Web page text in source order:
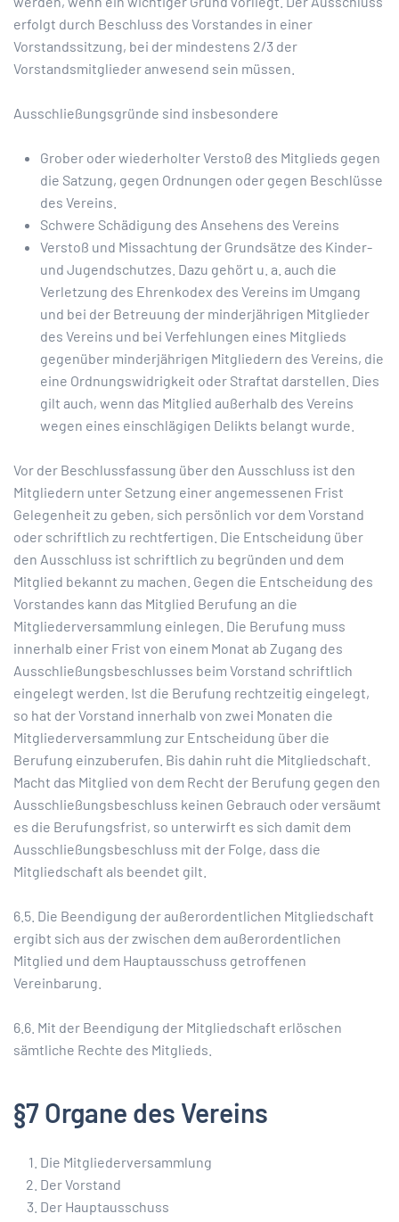
erfolgt durch Beschluss des Vorstandes in einer
Vorstandssitzung, bei der mindestens 2/3 der
Vorstandsmitglieder anwesend sein müssen.
Ausschließungsgründe sind insbesondere
Grober oder wiederholter Verstoß des Mitglieds gegen
die Satzung, gegen Ordnungen oder gegen Beschlüsse
des Vereins.
Schwere Schädigung des Ansehens des Vereins
Verstoß und Missachtung der Grundsätze des Kinder-
und Jugendschutzes. Dazu gehört u. a. auch die
Verletzung des Ehrenkodex des Vereins im Umgang
und bei der Betreuung der minderjährigen Mitglieder
des Vereins und bei Verfehlungen eines Mitglieds
gegenüber minderjährigen Mitgliedern des Vereins, die
eine Ordnungswidrigkeit oder Straftat darstellen. Dies
gilt auch, wenn das Mitglied außerhalb des Vereins
wegen eines einschlägigen Delikts belangt wurde.
Vor der Beschlussfassung über den Ausschluss ist den
Mitgliedern unter Setzung einer angemessenen Frist
Gelegenheit zu geben, sich persönlich vor dem Vorstand
oder schriftlich zu rechtfertigen. Die Entscheidung über
den Ausschluss ist schriftlich zu begründen und dem
Mitglied bekannt zu machen. Gegen die Entscheidung des
Vorstandes kann das Mitglied Berufung an die
Mitgliederversammlung einlegen. Die Berufung muss
innerhalb einer Frist von einem Monat ab Zugang des
Ausschließungsbeschlusses beim Vorstand schriftlich
eingelegt werden. Ist die Berufung rechtzeitig eingelegt,
so hat der Vorstand innerhalb von zwei Monaten die
Mitgliederversammlung zur Entscheidung über die
Berufung einzuberufen. Bis dahin ruht die Mitgliedschaft.
Macht das Mitglied von dem Recht der Berufung gegen den
Ausschließungsbeschluss keinen Gebrauch oder versäumt
es die Berufungsfrist, so unterwirft es sich damit dem
Ausschließungsbeschluss mit der Folge, dass die
Mitgliedschaft als beendet gilt.
6.5. Die Beendigung der außerordentlichen Mitgliedschaft
ergibt sich aus der zwischen dem außerordentlichen
Mitglied und dem Hauptausschuss getroffenen
Vereinbarung.
6.6. Mit der Beendigung der Mitgliedschaft erlöschen
sämtliche Rechte des Mitglieds.
§7 Organe des Vereins
Die Mitgliederversammlung
Der Vorstand
Der Hauptausschuss